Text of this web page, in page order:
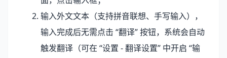
输入外文文本（支持拼音联想、手写输入），
输入完成后无需点击 “翻译” 按钮，系统会自动
触发翻译（可在 “设置 - 翻译设置” 中开启 “输